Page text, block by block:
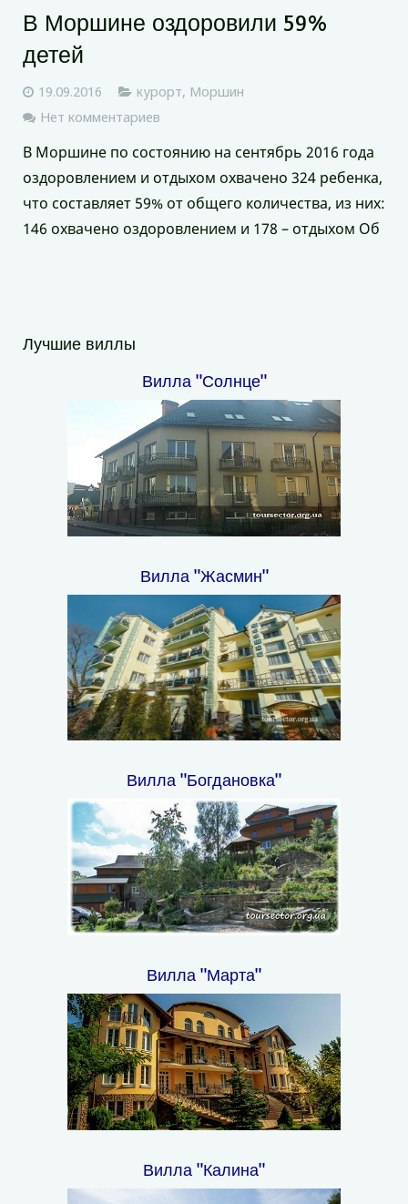
В Моршине оздоровили 59%
детей
19.09.2016 курорт, Моршин
Нет комментариев
В Моршине по состоянию на сентябрь 2016 года
оздоровлением и отдыхом охвачено 324 ребенка,
что составляет 59% от общего количества, из них:
146 охвачено оздоровлением и 178 – отдыхом Об
Лучшие виллы
Вилла "Солнце"
Вилла "Жасмин"
Вилла "Богдановка"
Вилла "Марта"
Вилла "Калина"